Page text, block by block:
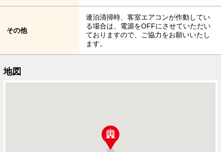
その他
連泊清掃時、客室エアコンが作動してい
る場合は、電源をOFFにさせていただい
ておりますので、ご協力をお願いいたし
ます。
地図